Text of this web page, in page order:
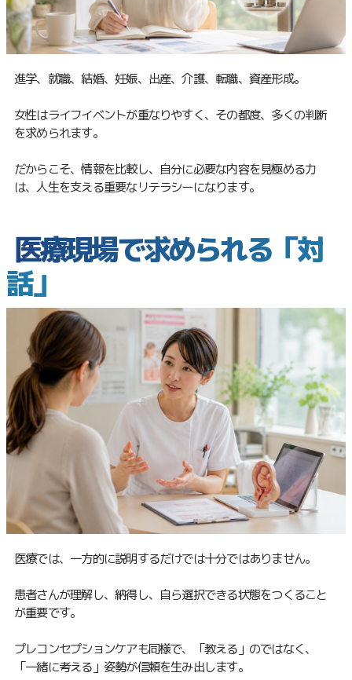
進学、就職、結婚、妊娠、出産、介護、転職、資産形成。
女性はライフイベントが重なりやすく、その都度、多くの判断
を求められます。
だからこそ、情報を比較し、自分に必要な内容を見極める力
は、人生を支える重要なリテラシーになります。
医療現場で求められる「対
話」
医療では、一方的に説明するだけでは十分ではありません。
患者さんが理解し、納得し、自ら選択できる状態をつくること
が重要です。
プレコンセプションケアも同様で、「教える」のではなく、
「一緒に考える」姿勢が信頼を生み出します。